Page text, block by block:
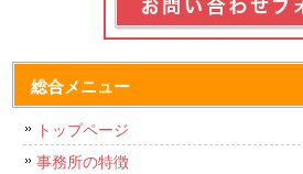
総合メニュー
トップページ
事務所の特徴